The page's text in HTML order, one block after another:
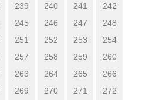
239 240 241
242
245 246 247
248
251 252 253
254
257 258 259
260
263 264 265
266
269 270 271
272